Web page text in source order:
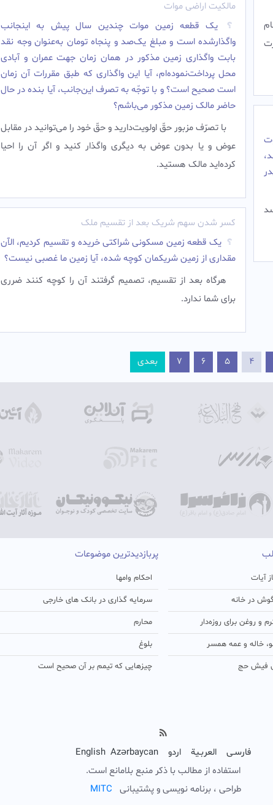
مالکیت اراضی موات
یک قطعه زمین موات چندین سال پیش به اینجانب
واگذارشده است و مبلغ یک‌صد و پنجاه تومان به‌عنوان وجه نقد
بابت واگذارى زمین مذکور در همان زمان جهت عمران و آبادى
محل پرداخت‌نموده‌ام، آیا این واگذارى که طبق مقررات آن زمان
است صحیح است؟ و با توجّه به تصرف این‌جانب، آیا بنده در حال
حاضر مالک زمین مذکور می‌باشم؟
با تصرّف مزبور حقّ اولویت‌دارید و حقّ خود را می‌توانید در مقابل
عوض و یا بدون عوض به دیگرى واگذار کنید و اگر آن را احیا
کرده‌اید مالک هستید.
کسر شدن سهم شریک بعد از تقسیم ملک
یک قطعه زمین مسکونی شراکتی خریده و تقسیم کردیم، الآن
مقداری از زمین شریکمان کوچه شده، آیا زمین ما غصبی نیست؟
هرگاه بعد از تقسیم، تصمیم گرفتند آن را کوچه کنند ضرری
برای شما ندارد.
4
5
6
7 بعدی
آیات
در خانه
و روغن برای روزه‌دار
خاله و عمه همسر
فیش حج
پربازدیدترین موضوعات
احکام وامها
سرمایه گذاری در بانک های خارجی
محارم
بلوغ
چیزهایی که تیمم بر آن صحیح است
فارسـی العربـیة اردو Azərbaycan
English
استفاده از مطالب با ذکر منبع بلامانع است.
طراحی ، برنامه نویسی و پشتیبانی
MITC